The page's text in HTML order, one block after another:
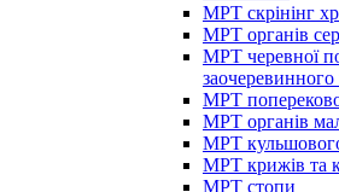
МРТ скрінінг
МРТ органів
МРТ черевної
МРТ
МРТ органів
МРТ
МРТ крижів та
МРТ стопи